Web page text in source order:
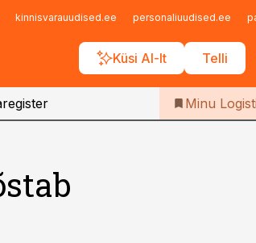
kinnisvarauudised.ee personaliuudised.ee
Küsi AI-lt Telli
Telli
Minu